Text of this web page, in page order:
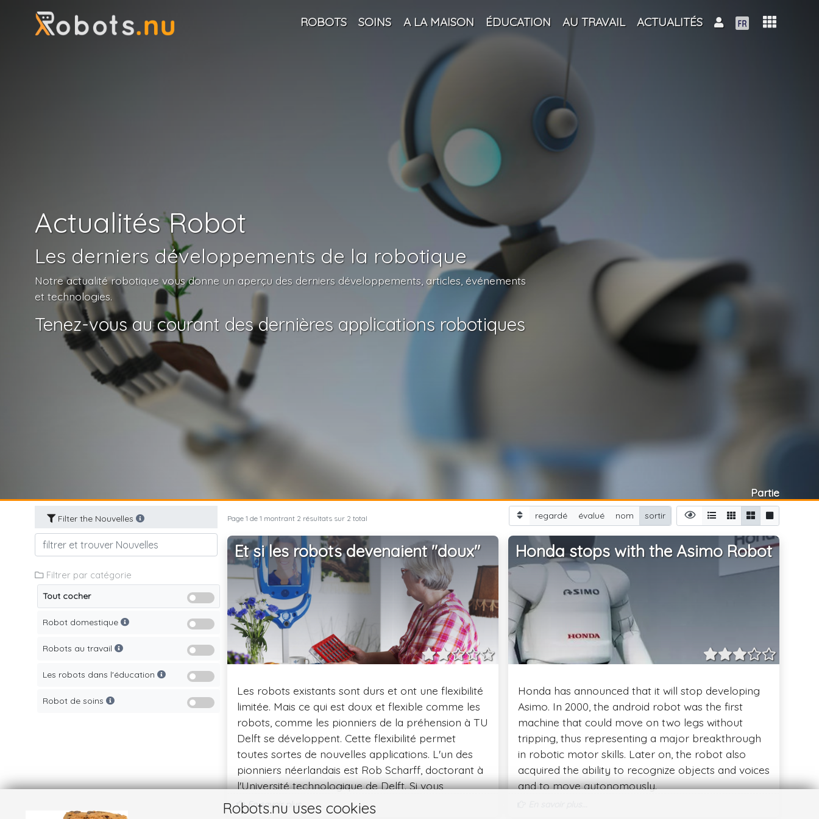
ROBOTS SOINS A LA MAISON ÉDUCATION AU TRAVAIL ACTUALITÉS
Actualités Robot
Les derniers développements de la robotique
Notre actualité robotique vous donne un aperçu des derniers développements, articles, événements
et technologies.
Tenez-vous au courant des dernières applications robotiques
Partie
Filter the Nouvelles
Filtrer par catégorie
Tout cocher
Robot domestique
Robots au travail
Les robots dans l'éducation
Robot de soins
regardé évalué nom sortir
Page 1 de 1 montrant 2 résultats sur 2 total
Et si les robots devenaient "doux"
Les robots existants sont durs et ont une flexibilité
limitée. Mais ce qui est doux et flexible comme les
robots, comme les pionniers de la préhension à TU
Delft se développent. Cette flexibilité permet
toutes sortes de nouvelles applications. L'un des
pionniers néerlandais est Rob Scharff, doctorant à
l'Université technologique de Delft. Si vous
construisez des robots souples et flexibles, toutes
En savoir plus...
Honda stops with the Asimo Robot
Honda has announced that it will stop developing
Asimo. In 2000, the android robot was the first
machine that could move on two legs without
tripping, thus representing a major breakthrough
in robotic motor skills. Later on, the robot also
acquired the ability to recognize objects and voices
and to move autonomously.
Robots.nu uses cookies